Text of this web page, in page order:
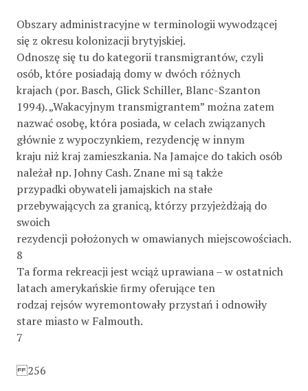
Obszary administracyjne w terminologii wywodzącej
się z okresu kolonizacji brytyjskiej.
Odnoszę się tu do kategorii transmigrantów, czyli
osób, które posiadają domy w dwóch różnych
krajach (por. Basch, Glick Schiller, Blanc-Szanton
1994). „Wakacyjnym transmigrantem” można zatem
nazwać osobę, która posiada, w celach związanych
głównie z wypoczynkiem, rezydencję w innym
kraju niż kraj zamieszkania. Na Jamajce do takich osób
należał np. Johny Cash. Znane mi są także
przypadki obywateli jamajskich na stałe
przebywających za granicą, którzy przyjeżdżają do
swoich
rezydencji położonych w omawianych miejscowościach.
8
Ta forma rekreacji jest wciąż uprawiana – w ostatnich
latach amerykańskie ﬁrmy oferujące ten
rodzaj rejsów wyremontowały przystań i odnowiły
stare miasto w Falmouth.
7
256